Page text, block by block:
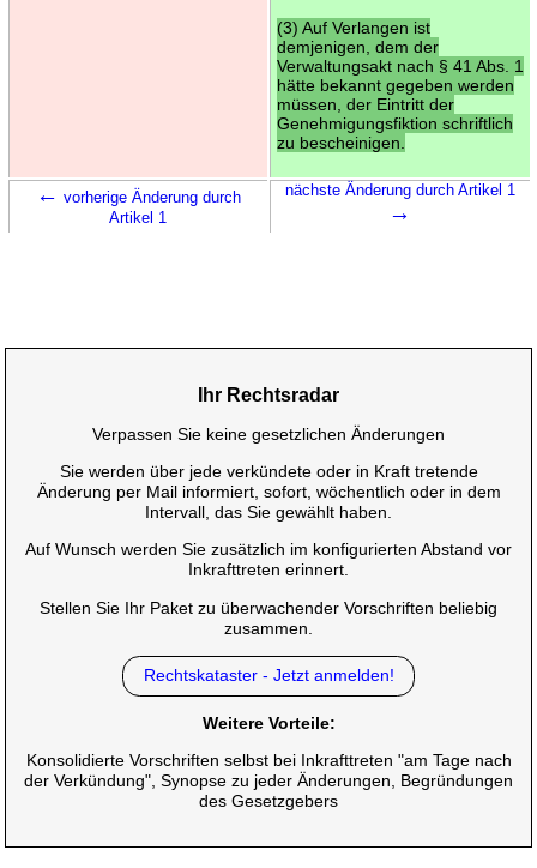
(3) Auf Verlangen ist
demjenigen, dem der
Verwaltungsakt nach § 41 Abs. 1
hätte bekannt gegeben werden
müssen, der Eintritt der
Genehmigungsfiktion schriftlich
zu bescheinigen.
← vorherige Änderung durch
Artikel 1
nächste Änderung durch Artikel 1
→
Ihr Rechtsradar
Verpassen Sie keine gesetzlichen Änderungen
Sie werden über jede verkündete oder in Kraft tretende
Änderung per Mail informiert, sofort, wöchentlich oder in dem
Intervall, das Sie gewählt haben.
Auf Wunsch werden Sie zusätzlich im konfigurierten Abstand vor
Inkrafttreten erinnert.
Stellen Sie Ihr Paket zu überwachender Vorschriften beliebig
zusammen.
Rechtskataster - Jetzt anmelden!
Weitere Vorteile:
Konsolidierte Vorschriften selbst bei Inkrafttreten "am Tage nach
der Verkündung", Synopse zu jeder Änderungen, Begründungen
des Gesetzgebers